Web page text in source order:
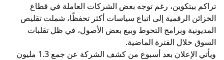
تراكم بيتكوين، رغم توجه بعض الشركات العاملة في قطاع
الخزائن الرقمية إلى اتباع سياسات أكثر تحفظًا، شملت تقليص
المديونية وبرامج التحوط وبيع بعض الأصول، في ظل تقلبات
السوق خلال الفترة الماضية.
ويأتي الإعلان بعد أسبوع من كشف الشركة عن جمع 1.3 مليون